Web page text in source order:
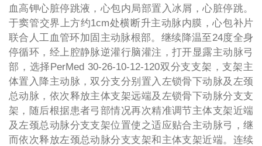
血高钾心脏停跳液，心包内局部置入冰屑，心脏停跳。
于窦管交界上方约1cm处横断升主动脉内膜，心包补片
联合人工血管环加固主动脉根部。继续降温至24度全身
停循环，经上腔静脉逆灌行脑灌注，打开显露主动脉弓
部，选择PerMed 30-26-10-12-120双分支支架，支架主
体置入降主动脉，双分支分别置入左锁骨下动脉及左颈
总动脉，依次释放主体支架远端及左锁骨下动脉分支支
架，随后根据患者弓部情况再次精准调节主体支架近端
及左颈总动脉分支支架位置使之适应贴合主动脉弓，继
而依次释放左颈总动脉分支支架和主体支架近端。连续